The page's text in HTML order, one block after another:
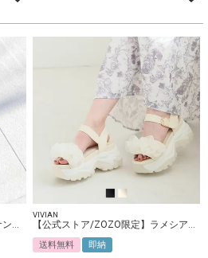
スクエアトゥ華奢Ｔストラップサンダル
VIVIAN
【公式ストア/ZOZO限定】ラメシアーフリル厚底ストラップスポーツサンダル
送料無料 即納